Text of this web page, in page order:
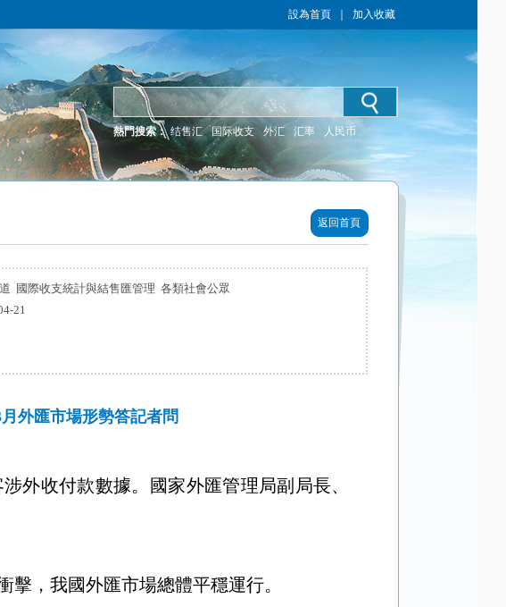
設為首頁 加入收藏
熱門搜索： 结售汇 国际收支 外汇 汇率 人民币
返回首頁
國際收支統計與結售匯管理 各類社會公眾
21
外匯市場形勢答記者問
外收付款數據。國家外匯管理局副局長、
，我國外匯市場總體平穩運行。